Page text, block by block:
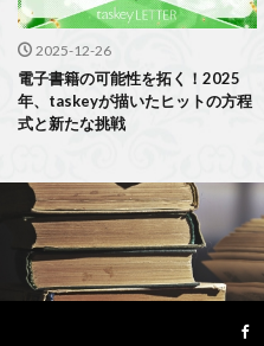
2025-12-26
電子書籍の可能性を拓く！2025
年、taskeyが描いたヒットの方程
式と新たな挑戦